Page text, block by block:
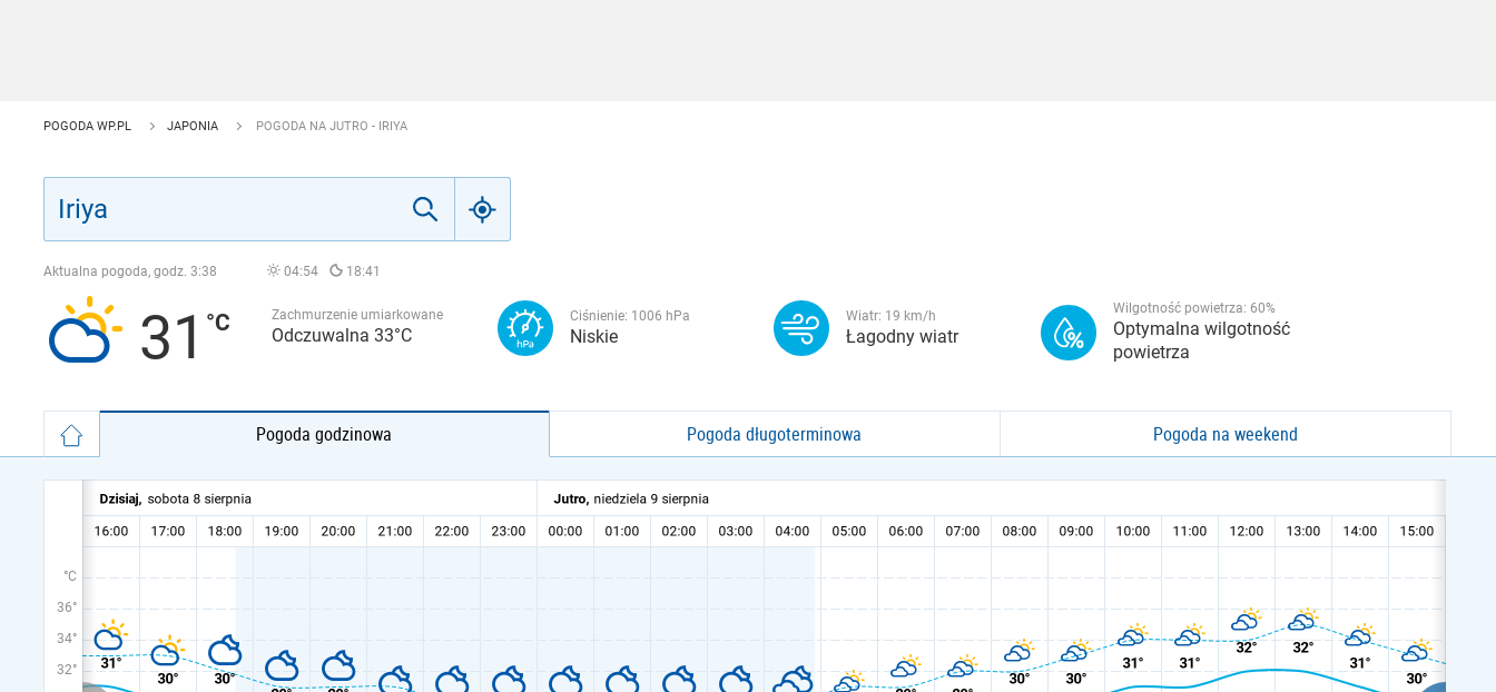
POGODA WP.PL JAPONIA POGODA NA JUTRO - IRIYA
Aktualna pogoda, godz. 3:38 04:54 18:41
31 Zachmurzenie umiarkowane
Odczuwalna 33°C
Ciśnienie: 1006 hPa
Niskie
Wiatr: 19 km/h
Łagodny wiatr
Wilgotność powietrza: 60%
Optymalna wilgotność
powietrza
Pogoda godzinowa Pogoda długoterminowa Pogoda na weekend
°C
36°
34°
32°